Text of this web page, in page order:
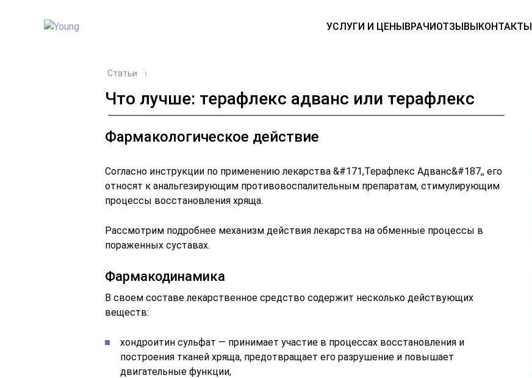
УСЛУГИ И ЦЕНЫВРАЧИОТЗЫВЫКОНТАКТЫ
Статьи ›
Что лучше: терафлекс адванс или терафлекс
Фармакологическое действие
Согласно инструкции по применению лекарства &#171,Терафлекс Адванс&#187,, его
относят к анальгезирующим противовоспалительным препаратам, стимулирующим
процессы восстановления хряща.
Рассмотрим подробнее механизм действия лекарства на обменные процессы в
пораженных суставах.
Фармакодинамика
В своем составе лекарственное средство содержит несколько действующих
веществ:
хондроитин сульфат — принимает участие в процессах восстановления и
построения тканей хряща, предотвращает его разрушение и повышает
двигательные функции,